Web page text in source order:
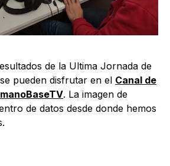
de la Ultima Jornada de
pueden disfrutar en el Canal de
. La imagen de
de datos desde donde hemos